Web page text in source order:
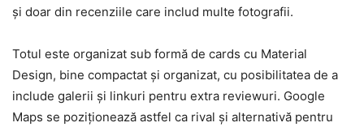
şi doar din recenziile care includ multe fotografii.
Totul este organizat sub formă de cards cu Material
Design, bine compactat şi organizat, cu posibilitatea de a
include galerii şi linkuri pentru extra reviewuri. Google
Maps se poziţionează astfel ca rival şi alternativă pentru